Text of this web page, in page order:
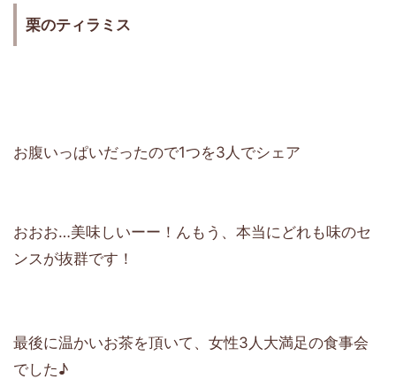
栗のティラミス
お腹いっぱいだったので1つを3人でシェア
おおお…美味しいーー！んもう、本当にどれも味のセ
ンスが抜群です！
最後に温かいお茶を頂いて、女性3人大満足の食事会
でした♪